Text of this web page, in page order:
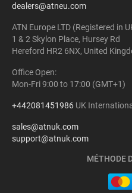
dealers@atneu.com
ATN Europe LTD (Registered in
1 & 2 Skylon Place, Hursey Rd
Hereford HR2 6NX, United
Office Open:
Mon-Fri 9:00 to 17:00 (GMT+1)
+442081451986 UK
sales@atnuk.com
support@atnuk.com
MÉTHODE